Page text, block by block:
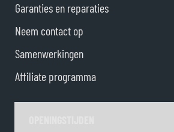
Garanties en reparaties
Neem contact op
Samenwerkingen
Affiliate programma